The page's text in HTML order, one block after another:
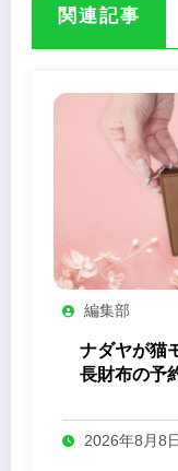
関連記事
編集部
ナダヤが猫
長財布の予
2026年8月8